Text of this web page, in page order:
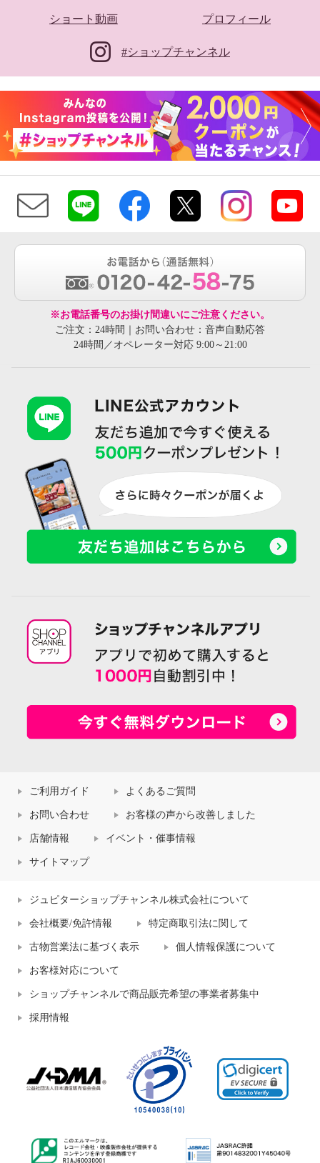
ショート動画 プロフィール
#ショップチャンネル
※お電話番号のお掛け間違いにご注意ください。
ご注文：24時間｜お問い合わせ：音声自動応答
24時間／オペレーター対応 9:00～21:00
ご利用ガイド よくあるご質問
お問い合わせ お客様の声から改善しました
店舗情報 イベント・催事情報
サイトマップ
ジュピターショップチャンネル株式会社について
会社概要/免許情報 特定商取引法に関して
古物営業法に基づく表示 個人情報保護について
お客様対応について
ショップチャンネルで商品販売希望の事業者募集中
採用情報